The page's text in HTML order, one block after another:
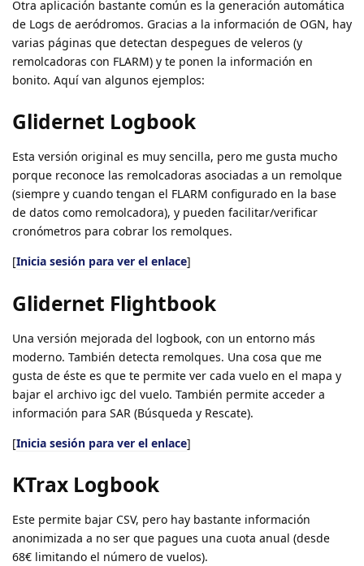
Otra aplicación bastante común es la generación automática
de Logs de aeródromos. Gracias a la información de OGN, hay
varias páginas que detectan despegues de veleros (y
remolcadoras con FLARM) y te ponen la información en
bonito. Aquí van algunos ejemplos:
Glidernet Logbook
Esta versión original es muy sencilla, pero me gusta mucho
porque reconoce las remolcadoras asociadas a un remolque
(siempre y cuando tengan el FLARM configurado en la base
de datos como remolcadora), y pueden facilitar/verificar
cronómetros para cobrar los remolques.
[Inicia sesión para ver el enlace]
Glidernet Flightbook
Una versión mejorada del logbook, con un entorno más
moderno. También detecta remolques. Una cosa que me
gusta de éste es que te permite ver cada vuelo en el mapa y
bajar el archivo igc del vuelo. También permite acceder a
información para SAR (Búsqueda y Rescate).
[Inicia sesión para ver el enlace]
KTrax Logbook
Este permite bajar CSV, pero hay bastante información
anonimizada a no ser que pagues una cuota anual (desde
68€ limitando el número de vuelos).